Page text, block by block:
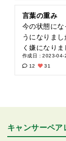
言葉の重み
今の状態にな
うになりました。 なりよりも…頑張れ‼︎
く嫌になり
のに、これ以
なった。 励
作成日 : 2023-
12
31
キャンサーペア